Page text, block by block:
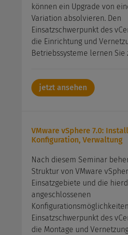
können ein Upgrade von
Variation absolvieren. Den
Einsatzschwerpunkt des
die Einrichtung und
Betriebssysteme lernen Sie
jetzt ansehen
VMware vSphere 7.0:
Konfiguration, Verwaltung
Nach diesem Seminar
Struktur von VMware
Einsatzgebiete und die
angeschlossenen
Einsatzschwerpunkt des
die Montage und